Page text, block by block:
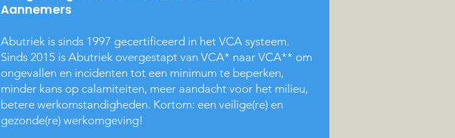
Aannemers
Abutriek is sinds 1997 gecertificeerd in het VCA systeem.
Sinds 2015 is Abutriek overgestapt van VCA* naar VCA** om
ongevallen en incidenten tot een minimum te beperken,
minder kans op calamiteiten, meer aandacht voor het milieu,
betere werkomstandigheden. Kortom: een veilige(re) en
gezonde(re) werkomgeving!